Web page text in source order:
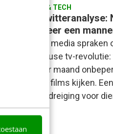
AI & TECH
Twitteranalyse:
meer een
De media spraken
heuse tv-
per maand
en films kijken.
bedreiging voor